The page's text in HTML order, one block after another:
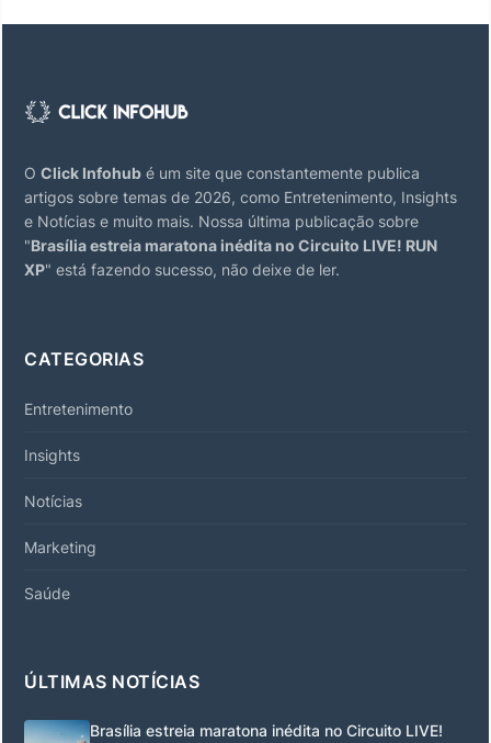
O Click Infohub é um site que constantemente publica
artigos sobre temas de 2026, como Entretenimento, Insights
e Notícias e muito mais. Nossa última publicação sobre
"Brasília estreia maratona inédita no Circuito LIVE! RUN
XP" está fazendo sucesso, não deixe de ler.
CATEGORIAS
Entretenimento
Insights
Notícias
Marketing
Saúde
ÚLTIMAS NOTÍCIAS
Brasília estreia maratona inédita no Circuito LIVE!